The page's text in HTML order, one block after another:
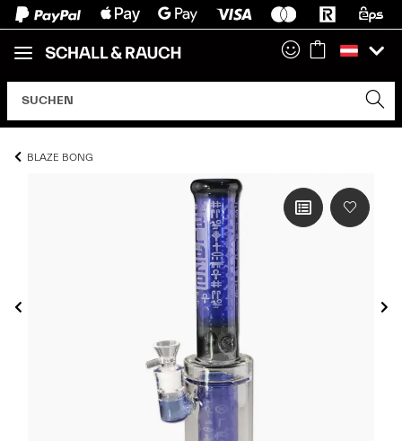
BLAZE BONG